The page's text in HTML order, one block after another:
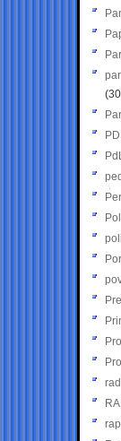
PD
RAI